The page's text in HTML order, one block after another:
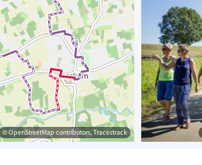
© OpenStreetMap contributors, Tracestrack
© OpenStreetMap contributors, Tracestrack